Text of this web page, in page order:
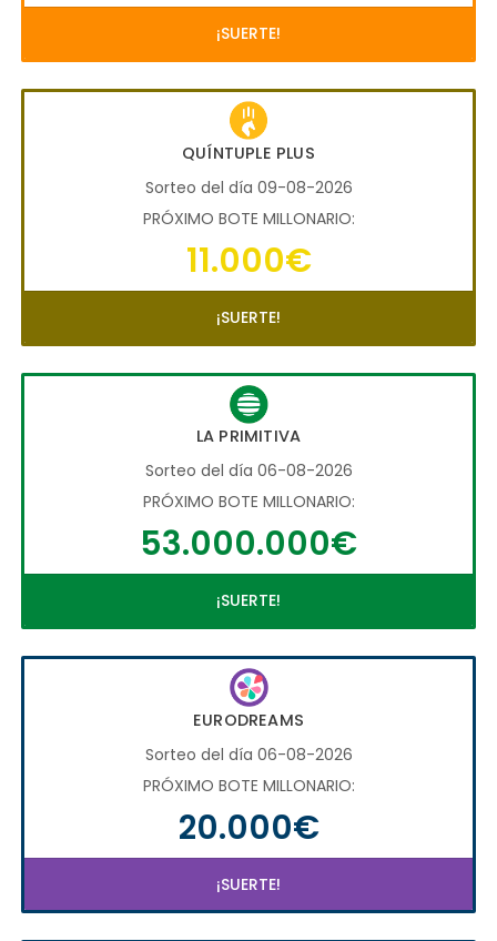
¡SUERTE!
QUÍNTUPLE PLUS
Sorteo del día 09-08-2026
PRÓXIMO BOTE MILLONARIO:
11.000€
¡SUERTE!
LA PRIMITIVA
Sorteo del día 06-08-2026
PRÓXIMO BOTE MILLONARIO:
53.000.000€
¡SUERTE!
EURODREAMS
Sorteo del día 06-08-2026
PRÓXIMO BOTE MILLONARIO:
20.000€
¡SUERTE!